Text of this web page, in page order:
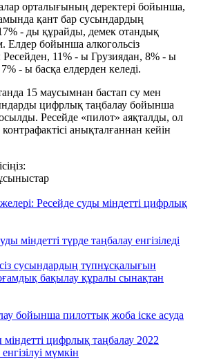
орталығының деректері бойынша,
қант бар сусындардың
- ды құрайды, демек отандық
Елдер бойынша алкогольсіз
11% - ы Грузиядан, 8% - ы
- ы басқа елдерден келеді.
15 маусымнан бастап су мен
цифрлық таңбалау бойынша
Ресейде «пилот» аяқталды, ол
анықталғаннан кейін
Ресейде суды міндетті цифрлық
міндетті түрде таңбалау енгізіледі
сусындардың түпнұсқалығын
бақылау құралы сынақтан
бойынша пилоттық жоба іске асуда
цифрлық таңбалау 2022
мүмкін